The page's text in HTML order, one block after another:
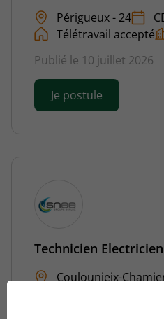
Périgueux - 24
Télétravail accepté
Publié le 10 juillet 2026
Je postule
Technicien
Coulounieix-